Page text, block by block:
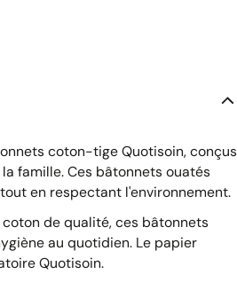
coton-tige Quotisoin, conçus
famille. Ces bâtonnets ouatés
en respectant l'environnement.
de qualité, ces bâtonnets
au quotidien. Le papier
Quotisoin.